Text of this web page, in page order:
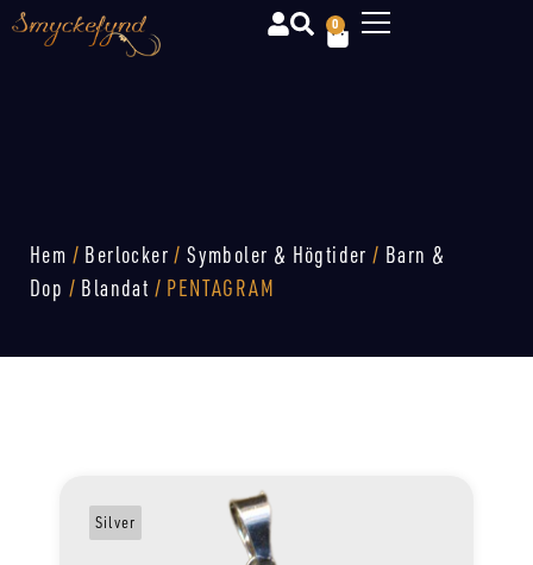
0
Hem / Berlocker /Symboler & Högtider / Barn &
Dop / Blandat / PENTAGRAM
Silver